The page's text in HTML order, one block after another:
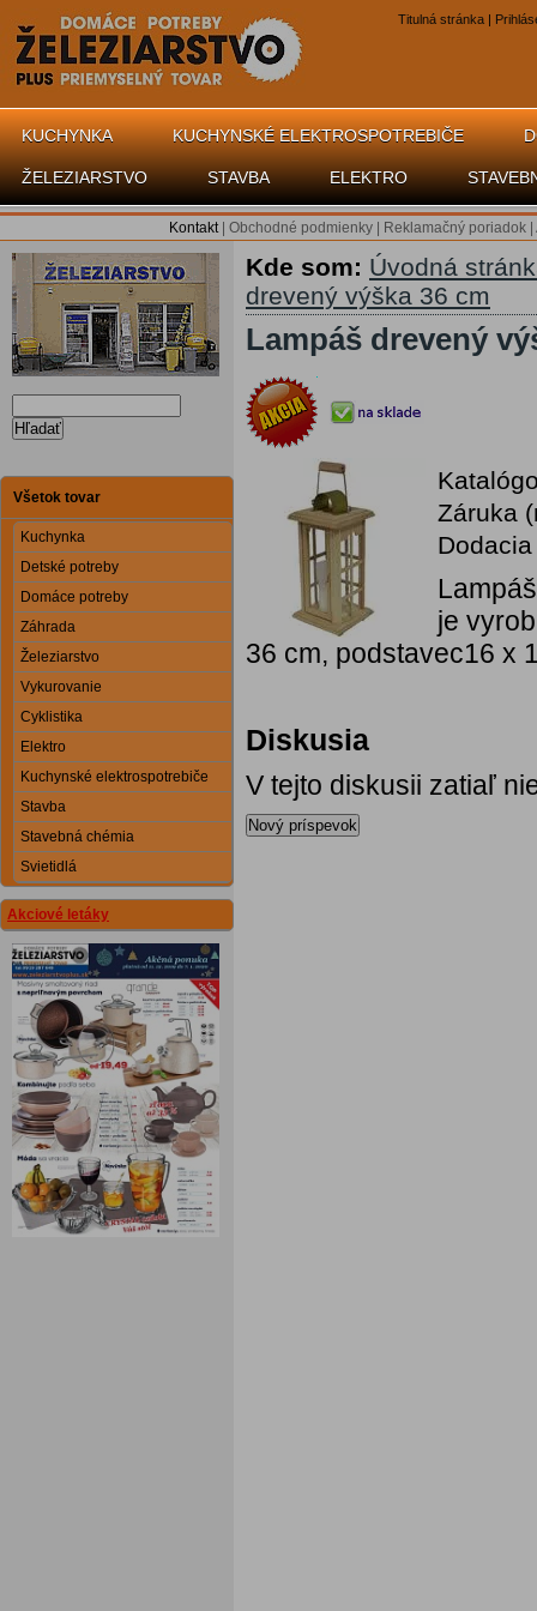
Titulná stránka |
KUCHYNKA KUCHYNSKÉ ELEKTROSPOTREBIČE
ŽELEZIARSTVO STAVBA ELEKTRO
Kontakt| Obchodné podmienky Reklamačný poriadok
Hľadať
Všetok tovar
Kuchynka
Detské potreby
Domáce potreby
Záhrada
Železiarstvo
Vykurovanie
Cyklistika
Elektro
Kuchynské elektrospotrebiče
Stavba
Stavebná chémia
Svietidlá
Akciové letáky
Kde som: Úvodná
drevený výška 36 cm
Lampáš drevený
Záruka
je
36 cm, podstavec16 x
Diskusia
V tejto diskusii zatiaľ
Nový príspevok